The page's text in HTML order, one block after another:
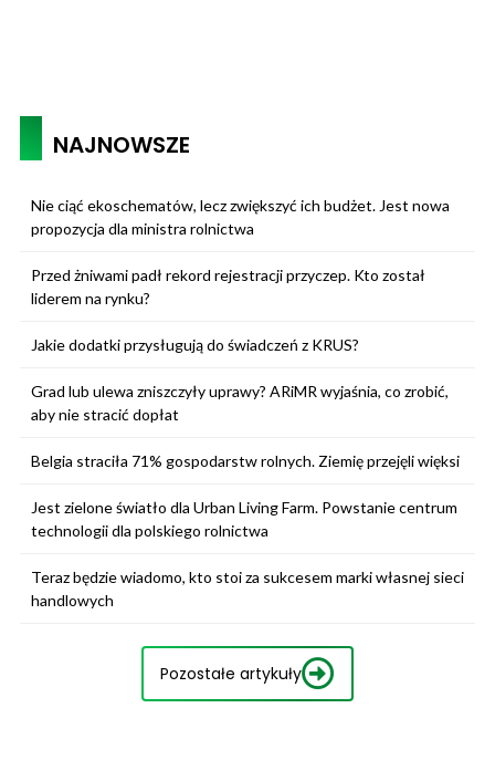
NAJNOWSZE
Nie ciąć ekoschematów, lecz zwiększyć ich budżet. Jest nowa
propozycja dla ministra rolnictwa
Przed żniwami padł rekord rejestracji przyczep. Kto został
liderem na rynku?
Jakie dodatki przysługują do świadczeń z KRUS?
Grad lub ulewa zniszczyły uprawy? ARiMR wyjaśnia, co zrobić,
aby nie stracić dopłat
Belgia straciła 71% gospodarstw rolnych. Ziemię przejęli więksi
Jest zielone światło dla Urban Living Farm. Powstanie centrum
technologii dla polskiego rolnictwa
Teraz będzie wiadomo, kto stoi za sukcesem marki własnej sieci
handlowych
Pozostałe artykuły